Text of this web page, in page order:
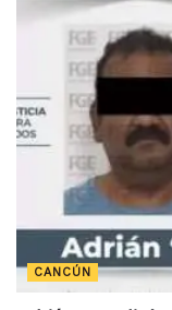
CANCÚN